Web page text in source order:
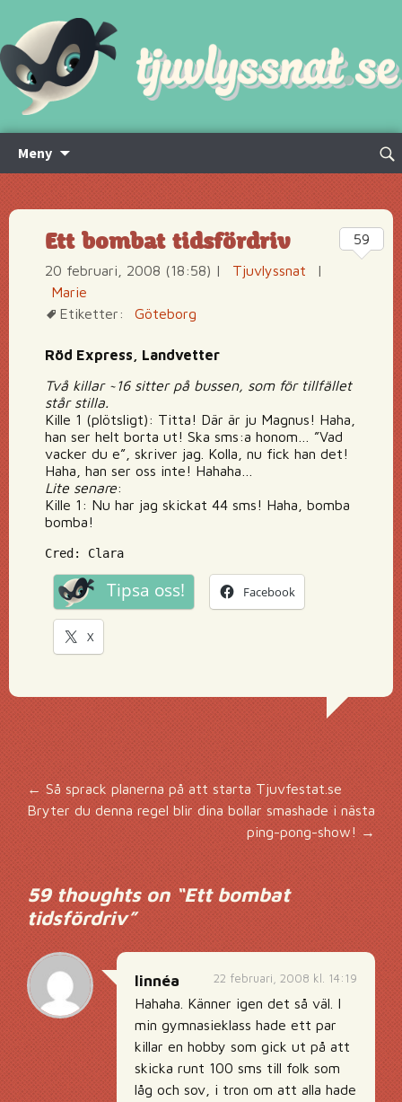
Meny
innehåll
Sök
Ett bombat tidsfördriv
20 februari, 2008 (18:58) | Tjuvlyssnat
|
Marie
Etiketter:
Göteborg
Röd Express, Landvetter
Två killar ~16 sitter på bussen, som för tillfället
står stilla.
Kille 1 (plötsligt): Titta! Där är ju Magnus! Haha,
han ser helt borta ut! Ska sms:a honom… ”Vad
vacker du e”, skriver jag. Kolla, nu fick han det!
Haha, han ser oss inte! Hahaha…
Lite senare:
Kille 1: Nu har jag skickat 44 sms! Haha, bomba
bomba!
Cred: Clara
Tipsa oss! Facebook
X
59
Inläggsnavigering
←Så sprack planerna på att starta Tjuvfestat.se
Bryter du denna regel blir dina bollar smashade i nästa
ping-pong-show! →
59 thoughts on “Ett bombat
tidsfördriv”
22 februari, 2008 kl. 14:19
linnéa
Hahaha. Känner igen det så väl. I
min gymnasieklass hade ett par
killar en hobby som gick ut på att
skicka runt 100 sms till folk som
låg och sov, i tron om att alla hade